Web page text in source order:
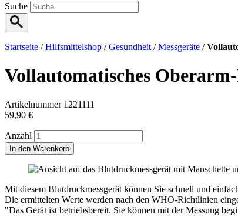
Suche
Startseite /Hilfsmittelshop /Gesundheit /Messgeräte /
Vollautomatisches
Artikelnummer 1221111
59,90 €
Anzahl
In den Warenkorb
Mit diesem Blutdruckmessgerät können Sie schnell und
Die ermittelten Werte werden nach den WHO-Richtlinien
"Das Gerät ist betriebsbereit. Sie können mit der Messung